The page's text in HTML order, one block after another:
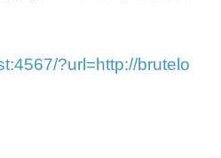
?url=http://brutelo